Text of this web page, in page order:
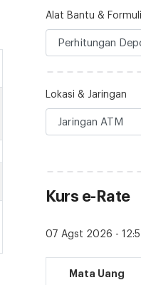
Alat Bantu &
Lokasi & Jaringan
Kurs e-Rate
07 Agst 2026 -
Mata Uang